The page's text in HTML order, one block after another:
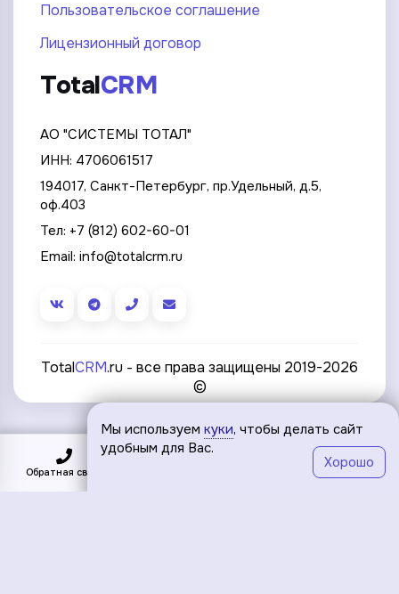
Обратная связь Меню
Пользовательское соглашение
Лицензионный договор
TotalCRM
АО "СИСТЕМЫ ТОТАЛ"
ИНН: 4706061517
194017, Санкт-Петербург, пр.Удельный, д.5,
оф.403
Тел: +7 (812) 602-60-01
Email: info@totalcrm.ru
TotalCRM.ru - все права защищены 2019-2026
©
Мы используем куки, чтобы делать сайт
удобным для Вас.
Хорошо